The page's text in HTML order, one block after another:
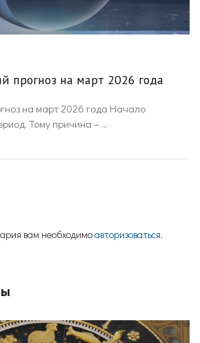
прогноз на март 2026 года
на март 2026 года Начало
Тому причина – ...
вам необходимоавторизоваться.